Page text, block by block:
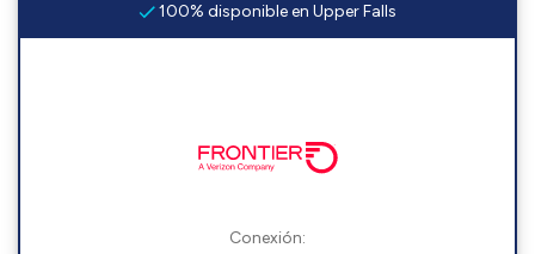
100% disponible en Upper Falls
Conexión: